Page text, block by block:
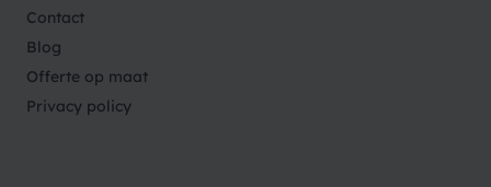
Contact
Blog
Offerte op maat
Privacy policy